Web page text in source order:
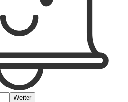
Weiter